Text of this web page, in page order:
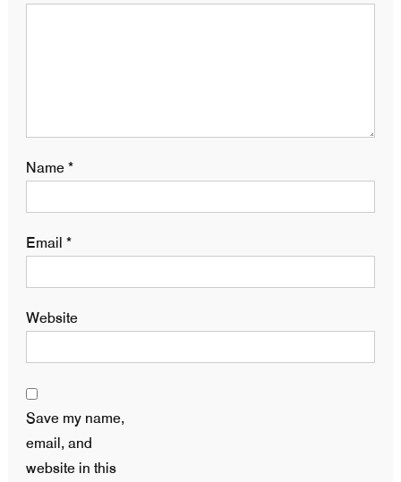
Name*
Email *
Website
Save my name,
email, and
website in this